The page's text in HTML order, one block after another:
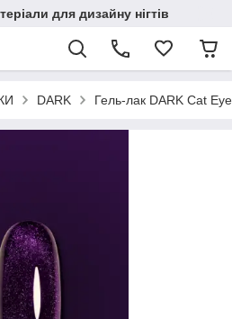
для дизайну нігтів
DARK Гель-лак DARK Cat Eye